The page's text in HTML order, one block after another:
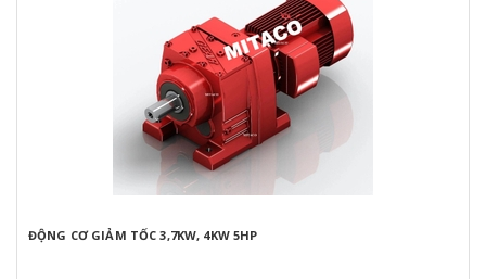
ĐỘNG CƠ GIẢM TỐC 3,7KW, 4KW 5HP